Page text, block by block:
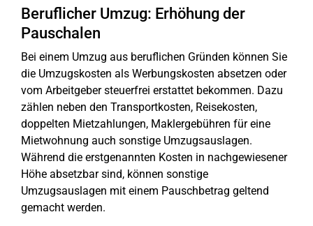
Beruflicher Umzug: Erhöhung der
Pauschalen
Bei einem Umzug aus beruflichen Gründen können Sie
die Umzugskosten als Werbungskosten absetzen oder
vom Arbeitgeber steuerfrei erstattet bekommen. Dazu
zählen neben den Transportkosten, Reisekosten,
doppelten Mietzahlungen, Maklergebühren für eine
Mietwohnung auch sonstige Umzugsauslagen.
Während die erstgenannten Kosten in nachgewiesener
Höhe absetzbar sind, können sonstige
Umzugsauslagen mit einem Pauschbetrag geltend
gemacht werden.